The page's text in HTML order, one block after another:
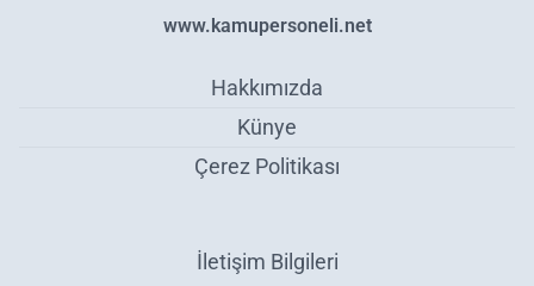
www.kamupersoneli.net
Hakkımızda
Künye
Çerez Politikası
İletişim Bilgileri